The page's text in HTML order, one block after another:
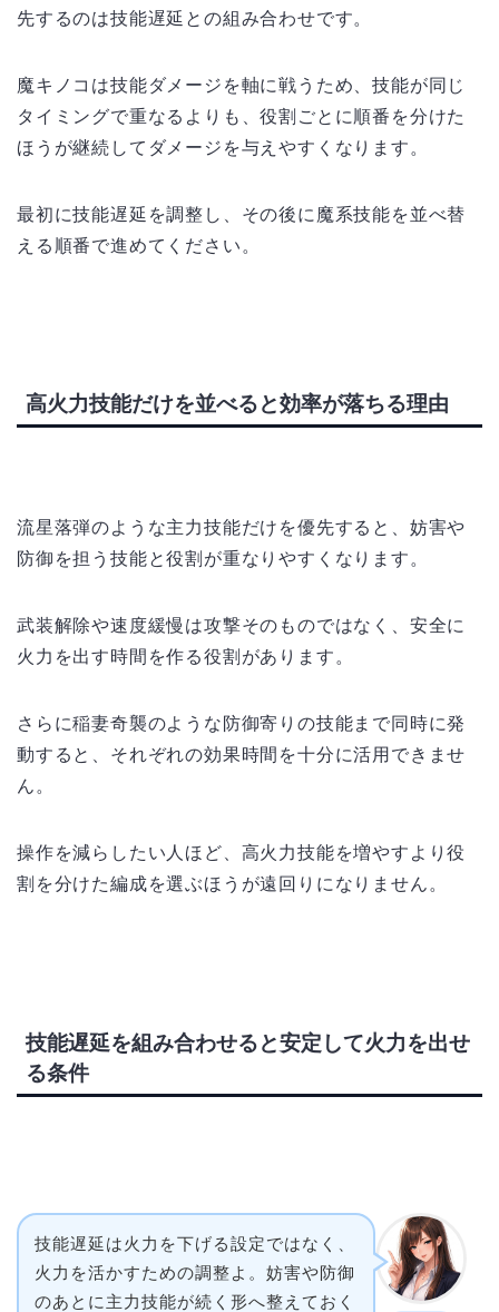
先するのは技能遅延との組み合わせです。
魔キノコは技能ダメージを軸に戦うため、技能が同じ
タイミングで重なるよりも、役割ごとに順番を分けた
ほうが継続してダメージを与えやすくなります。
最初に技能遅延を調整し、その後に魔系技能を並べ替
える順番で進めてください。
高火力技能だけを並べると効率が落ちる理由
流星落弾のような主力技能だけを優先すると、妨害や
防御を担う技能と役割が重なりやすくなります。
武装解除や速度緩慢は攻撃そのものではなく、安全に
火力を出す時間を作る役割があります。
さらに稲妻奇襲のような防御寄りの技能まで同時に発
動すると、それぞれの効果時間を十分に活用できませ
ん。
操作を減らしたい人ほど、高火力技能を増やすより役
割を分けた編成を選ぶほうが遠回りになりません。
技能遅延を組み合わせると安定して火力を出せ
る条件
技能遅延は火力を下げる設定ではなく、
火力を活かすための調整よ。妨害や防御
のあとに主力技能が続く形へ整えておく